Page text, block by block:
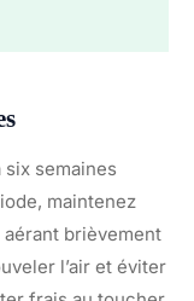
six semaines
maintenez
aérant brièvement
l’air et éviter